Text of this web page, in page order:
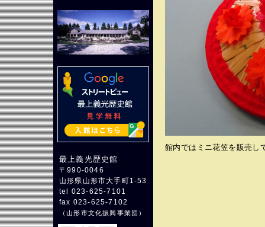
最上義光歴史館
〒990-0046
山形県山形市大手町1-53
tel 023-625-7101
fax 023-625-7102
（山形市文化振興事業団 ）
館内ではミニ花笠を販売し